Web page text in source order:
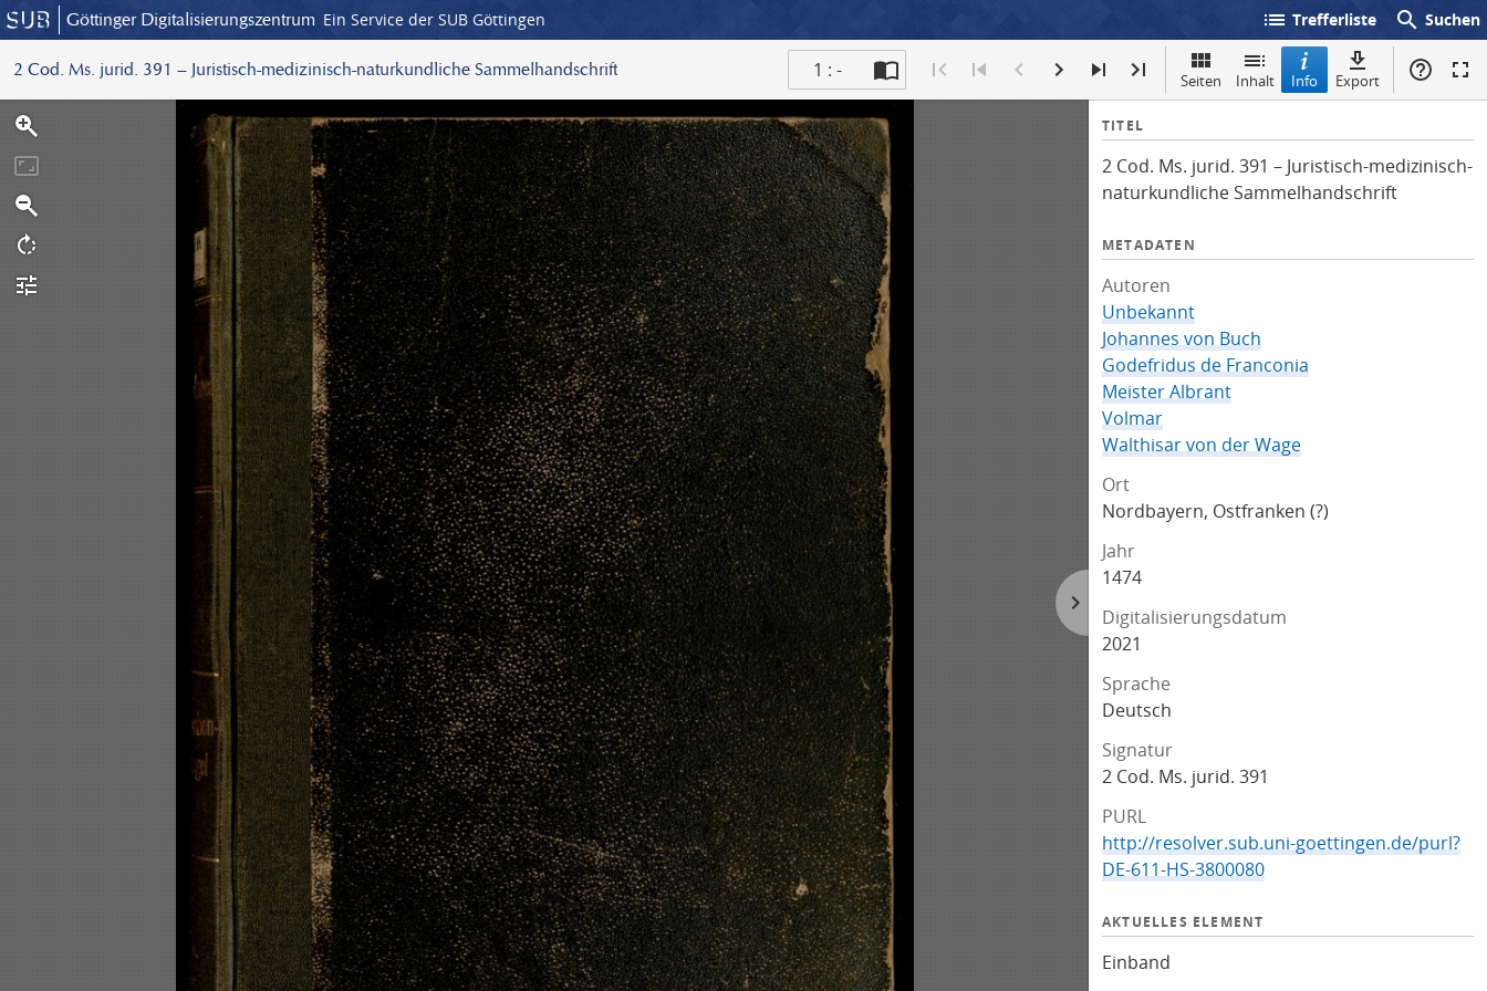
Göttinger Digitalisierungszentrum Ein Service der SUB Göttingen list Trefferliste search Suchen
2 Cod. Ms. jurid. 391 – Juristisch-medizinisch-naturkundliche Sammelhandschrift 1 : - Seiten Inhalt Info Export
I
f
o
TITEL
2 Cod. Ms. jurid. 391 – Juristisch-medizinisch-
naturkundliche Sammelhandschrift
METADATEN
Autoren
Unbekannt
Johannes von Buch
Godefridus de Franconia
Meister Albrant
Volmar
Walthisar von der Wage
Ort
Nordbayern, Ostfranken (?)
Jahr
1474
Digitalisierungsdatum
2021
Sprache
Deutsch
Signatur
2 Cod. Ms. jurid. 391
PURL
http://resolver.sub.uni-goettingen.de/purl?
DE-611-HS-3800080
AKTUELLES ELEMENT
Einband